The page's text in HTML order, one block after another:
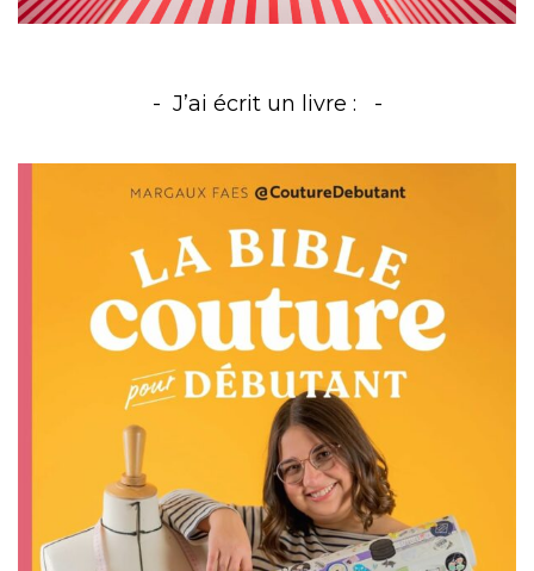
J’ai écrit un livre :